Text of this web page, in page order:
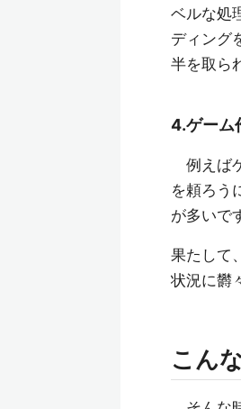
ベルな処
ディング
半を取ら
4.ゲーム
例えば
を頼ろう
が多いで
果たして
状況に欝
こん